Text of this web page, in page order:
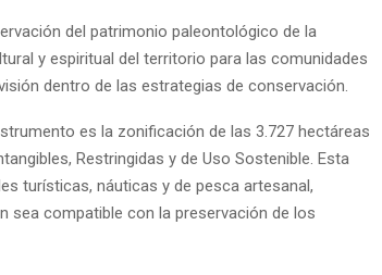
del patrimonio paleontológico de la
y espiritual del territorio para las comunidades
dentro de las estrategias de conservación.
es la zonificación de las 3.727 hectáreas
Restringidas y de Uso Sostenible. Esta
turísticas, náuticas y de pesca artesanal,
sea compatible con la preservación de los